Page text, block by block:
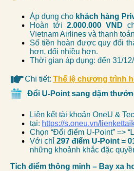
Áp dụng cho khách hàng
Hoàn tới 2.000.000 VND
Vietnam Airlines và thanh
Số tiền hoàn được quy đổi
hơn, đổi nhiều hơn.
Thời gian áp dụng: đến 31/
Chi tiết: Thể lệ chương trình
Đổi U-Point sang dặm
Liên kết tài khoản OneU &
tại: https://s.oneu.vn/
Chọn “Đổi điểm U-Point” =>
Với chỉ297 điểm U-Point =
những khoảnh khắc đặc
Tích điểm thông minh – Bay xa